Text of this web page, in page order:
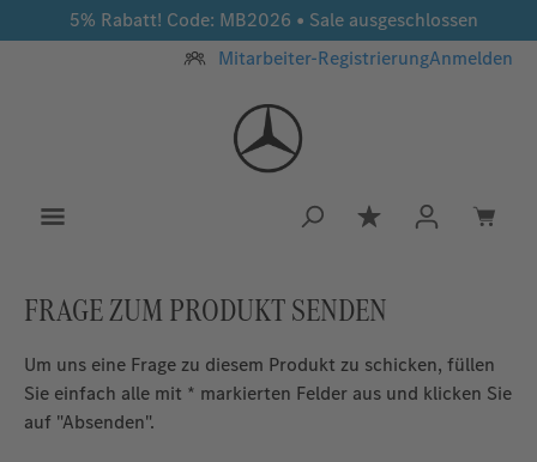
Zum Hauptinhalt springen
5% Rabatt! Code: MB2026 • Sale ausgeschlossen
Mitarbeiter-RegistrierungAnmelden
Du hast 0
FRAGE ZUM PRODUKT SENDEN
Um uns eine Frage zu diesem Produkt zu schicken, füllen
Sie einfach alle mit * markierten Felder aus und klicken Sie
auf "Absenden".